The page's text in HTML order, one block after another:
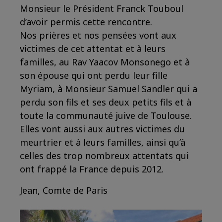
Monsieur le Président Franck Touboul
d’avoir permis cette rencontre.
Nos prières et nos pensées vont aux
victimes de cet attentat et à leurs
familles, au Rav Yaacov Monsonego et à
son épouse qui ont perdu leur fille
Myriam, à Monsieur Samuel Sandler qui a
perdu son fils et ses deux petits fils et à
toute la communauté juive de Toulouse.
Elles vont aussi aux autres victimes du
meurtrier et à leurs familles, ainsi qu’à
celles des trop nombreux attentats qui
ont frappé la France depuis 2012.
Jean, Comte de Paris